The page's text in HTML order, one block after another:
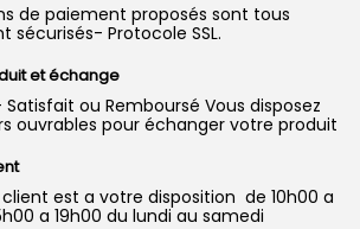
de paiement proposés sont tous
sécurisés- Protocole SSL.
et échange
ou Remboursé Vous disposez
ouvrables pour échanger votre produit
client est a votre disposition de 10h00 a
a 19h00 du lundi au samedi